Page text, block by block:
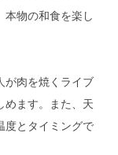
本物の和食を楽し
が肉を焼くライブ
めます。また、天
度とタイミングで